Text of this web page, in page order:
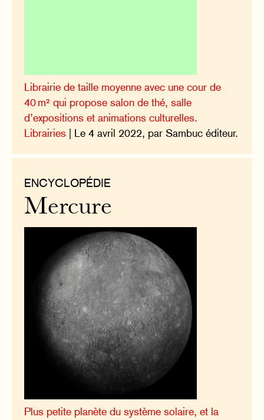
Librairie de taille moyenne avec une cour de
40 m² qui propose salon de thé, salle
d’expositions et animations culturelles.
Librairies | Le 4 avril 2022, par Sambuc éditeur.
ENCYCLOPÉDIE
Mercure
Plus petite planète du système solaire, et la